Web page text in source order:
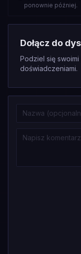
ponownie później.
Dołącz do
Podziel się
doświadczeniami.